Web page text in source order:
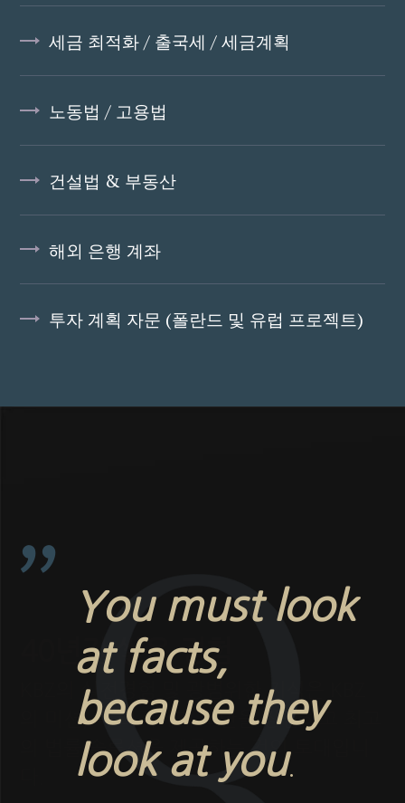
세금 최적화 / 출국세 / 세금계획
노동법 / 고용법
건설법 & 부동산
해외 은행 계좌
투자 계획 자문 (폴란드 및 유럽 프로젝트)
You must look
at facts,
because they
look at you.
40년간 쌓은 경험
KBZ의 실전경험 및 광범위한 지식은 KBZ
의 미션, 즉 고객에게 보안을 장담하고 최고
의 법률 솔루션을 제공하는 것의 토대입니